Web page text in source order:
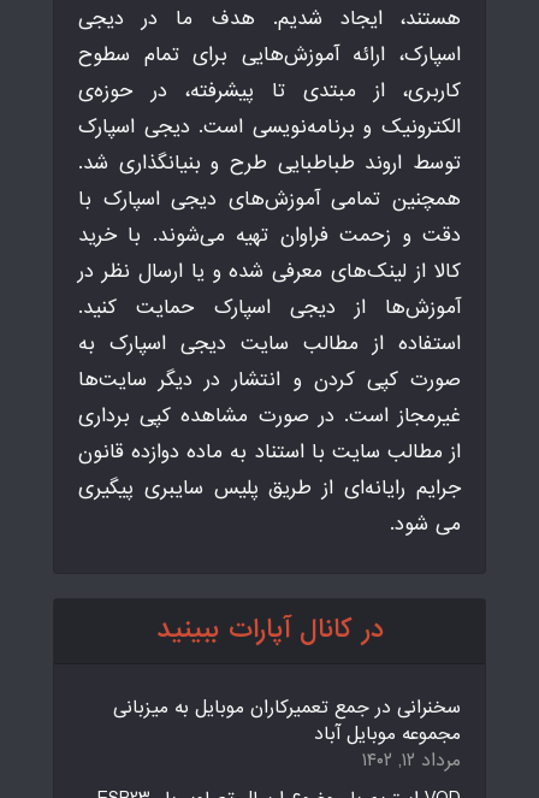
هستند، ایجاد شدیم. هدف ما در دیجی
اسپارک، ارائه آموزش‌هایی برای تمام سطوح
کاربری، از مبتدی تا پیشرفته، در حوزه‌ی
الکترونیک و برنامه‌نویسی است. دیجی اسپارک
توسط اروند طباطبایی طرح و بنیانگذاری شد.
همچنین تمامی آموزش‌های دیجی اسپارک با
دقت و زحمت فراوان تهیه می‌شوند. با خرید
کالا از لینک‌های معرفی شده و یا ارسال نظر در
آموزش‌ها از دیجی اسپارک حمایت کنید.
استفاده از مطالب سایت دیجی اسپارک به
صورت کپی کردن و انتشار در دیگر سایت‌ها
غیرمجاز است. در صورت مشاهده کپی برداری
از مطالب سایت با استناد به ماده دوازده قانون
جرایم رایانه‌ای از طریق پلیس سایبری پیگیری
می شود.
در کانال آپارات ببینید
سخنرانی در جمع تعمیرکاران موبایل به میزبانی
مجموعه موبایل آباد
مرداد ۱۲, ۱۴۰۲